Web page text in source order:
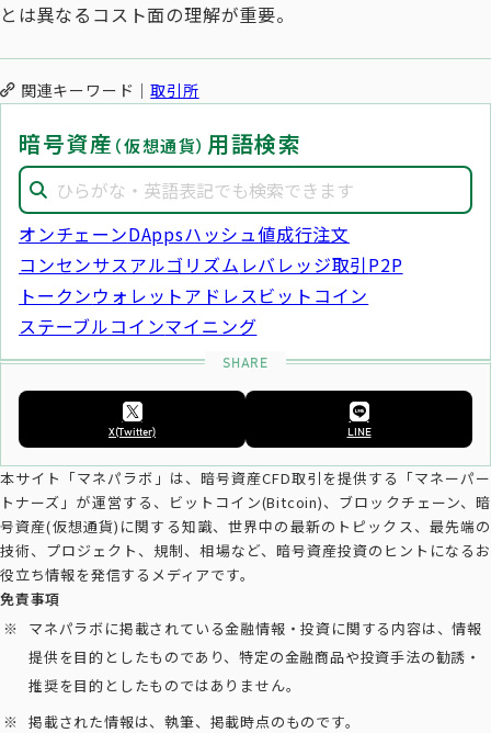
とは異なるコスト面の理解が重要。
関連キーワード 取引所
暗号資産 （仮想通貨） 用語検索
オンチェーンDAppsハッシュ値成行注文
コンセンサスアルゴリズム レバレッジ取引P2P
トークンウォレットアドレスビットコイン
ステーブルコインマイニング
X(Twitter) LINE
本サイト「マネパラボ」は、暗号資産CFD取引を提供する「マネーパー
トナーズ」が運営する、ビットコイン(Bitcoin)、ブロックチェーン、暗
号資産(仮想通貨)に関する知識、世界中の最新のトピックス、最先端の
技術、プロジェクト、規制、相場など、暗号資産投資のヒントになるお
役立ち情報を発信するメディアです。
免責事項
マネパラボに掲載されている金融情報・投資に関する内容は、情報
提供を目的としたものであり、特定の金融商品や投資手法の勧誘・
推奨を目的としたものではありません。
掲載された情報は、執筆、掲載時点のものです。